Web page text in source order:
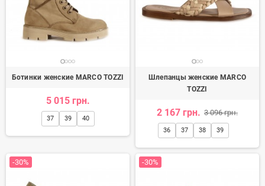
Ботинки женские MARCO TOZZI
5 015 грн.
37 39 40
Шлепанцы женские MARCO
TOZZI
2 167 грн. 3 096 грн.
36 37 38 39
-30% -30%